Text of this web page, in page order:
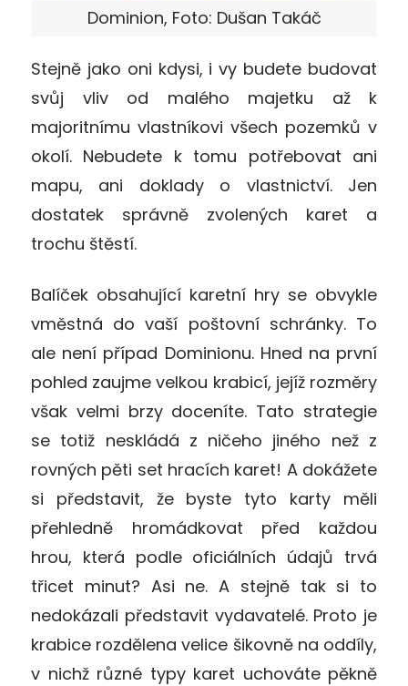
Dominion, Foto: Dušan Takáč
Stejně jako oni kdysi, i vy budete budovat
svůj vliv od malého majetku až k
majoritnímu vlastníkovi všech pozemků v
okolí. Nebudete k tomu potřebovat ani
mapu, ani doklady o vlastnictví. Jen
dostatek správně zvolených karet a
trochu štěstí.
Balíček obsahující karetní hry se obvykle
vměstná do vaší poštovní schránky. To
ale není případ Dominionu. Hned na první
pohled zaujme velkou krabicí, jejíž rozměry
však velmi brzy doceníte. Tato strategie
se totiž neskládá z ničeho jiného než z
rovných pěti set hracích karet! A dokážete
si představit, že byste tyto karty měli
přehledně hromádkovat před každou
hrou, která podle oficiálních údajů trvá
třicet minut? Asi ne. A stejně tak si to
nedokázali představit vydavatelé. Proto je
krabice rozdělena velice šikovně na oddíly,
v nichž různé typy karet uchováte pěkně